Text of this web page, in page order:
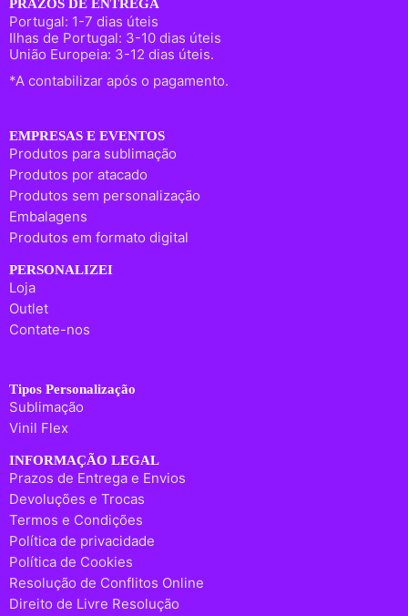
PRAZOS DE ENTREGA
Portugal: 1-7 dias úteis
Ilhas de Portugal: 3-10 dias úteis
União Europeia: 3-12 dias úteis.
*A contabilizar após o pagamento.
EMPRESAS E EVENTOS
Produtos para sublimação
Produtos por atacado
Produtos sem personalização
Embalagens
Produtos em formato digital
PERSONALIZEI
Loja
Outlet
Contate-nos
Tipos Personalização
Sublimação
Vinil Flex
INFORMAÇÃO LEGAL
Prazos de Entrega e Envios
Devoluções e Trocas
Termos e Condições
Política de privacidade
Política de Cookies
Resolução de Conflitos Online
Direito de Livre Resolução